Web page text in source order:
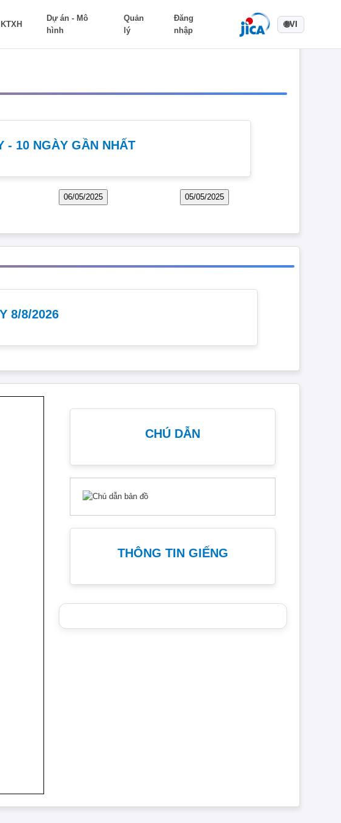
KTXH
Dự án - Mô
hình
Quản
lý
Đăng
nhập
🌐VI
- 10 NGÀY GẦN NHẤT
8/8/2026
CHÚ DẪN
THÔNG TIN GIẾNG